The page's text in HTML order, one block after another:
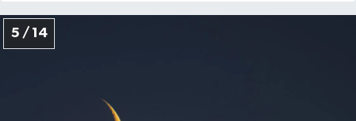
5 / 14
Mersin Müftülüğü